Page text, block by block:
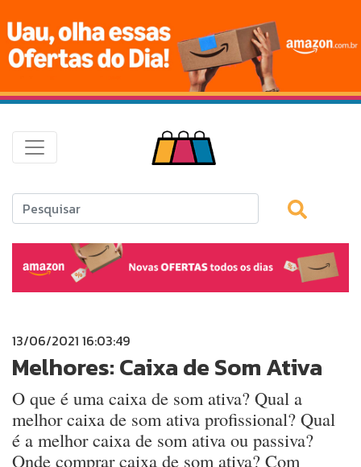
13/06/2021 16:03:49
Melhores: Caixa de Som Ativa
O que é uma caixa de som ativa? Qual a
melhor caixa de som ativa profissional? Qual
é a melhor caixa de som ativa ou passiva?
Onde comprar caixa de som ativa? Com